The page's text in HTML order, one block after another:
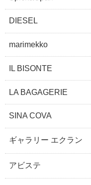
DIESEL
marimekko
IL BISONTE
LA BAGAGERIE
SINA COVA
ギャラリー エクラン
アビステ